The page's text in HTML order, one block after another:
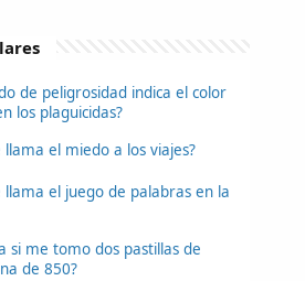
de peligrosidad indica el color
los plaguicidas?
llama el miedo a los viajes?
llama el juego de palabras en la
si me tomo dos pastillas de
de 850?